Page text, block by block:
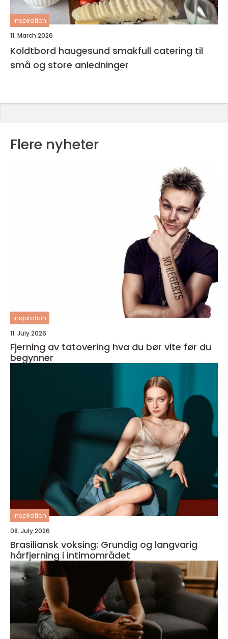
inspiration
11. March 2026
Koldtbord haugesund smakfull catering til
små og store anledninger
Flere nyheter
inspiration
11. July 2026
Fjerning av tatovering hva du bør vite før du
begynner
inspiration
08. July 2026
Brasiliansk voksing: Grundig og langvarig
hårfjerning i intimområdet